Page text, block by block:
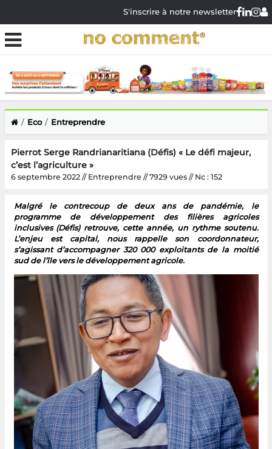
S'inscrire à notre newsletter
Eco Entreprendre
Pierrot Serge Randrianaritiana (Défis) « Le défi majeur,
c’est l’agriculture »
6 septembre 2022 // Entreprendre // 7929 vues // Nc : 152
Malgré le contrecoup de deux ans de pandémie, le
programme de développement des filières agricoles
inclusives (Défis) retrouve, cette année, un rythme soutenu.
L’enjeu est capital, nous rappelle son coordonnateur,
s’agissant d’accompagner 320 000 exploitants de la moitié
sud de l’île vers le développement agricole.